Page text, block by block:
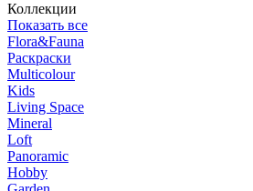
Коллекции
Показать все
Flora&Fauna
Раскраски
Multicolour
Kids
Living Space
Mineral
Loft
Panoramic
Hobby